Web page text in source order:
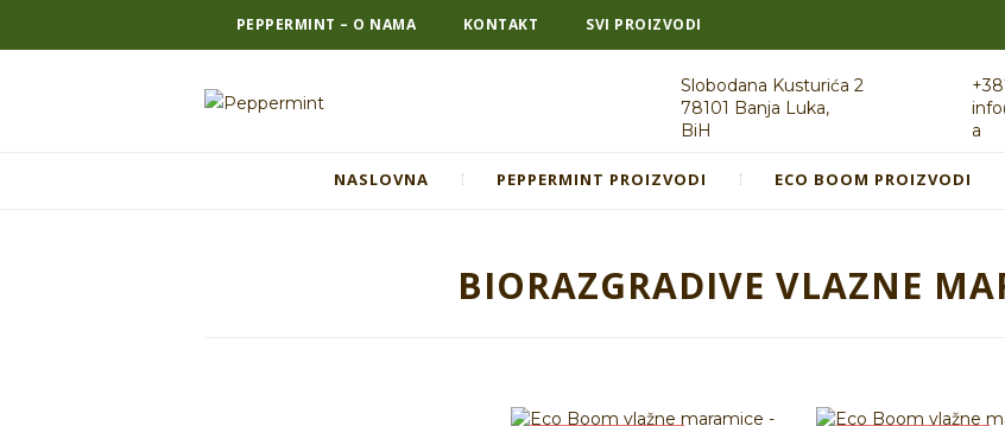
PEPPERMINT – O NAMA KONTAKT SVI PROIZVODI
Slobodana Kusturića 2
78101 Banja Luka,
BiH
a
NASLOVNA PEPPERMINT PROIZVODI ECO BOOM PROIZVODI
BIORAZGRADIVE VLAZNE